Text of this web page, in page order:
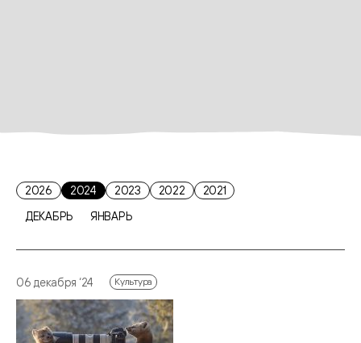
2026 2024 2023 2022
2021
ДЕКАБРЬ
ЯНВАРЬ
06 декабря ‘24 Культура